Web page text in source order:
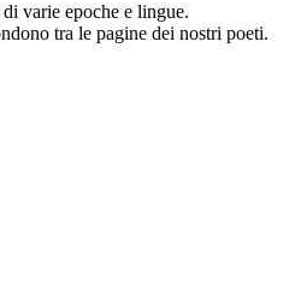
varie epoche e lingue.
tra le pagine dei nostri poeti.